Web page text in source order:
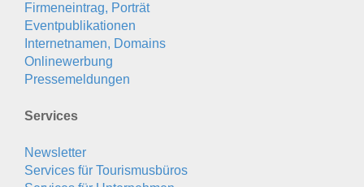
Firmeneintrag, Porträt
Eventpublikationen
Internetnamen, Domains
Onlinewerbung
Pressemeldungen
Services
Newsletter
Services für Tourismusbüros